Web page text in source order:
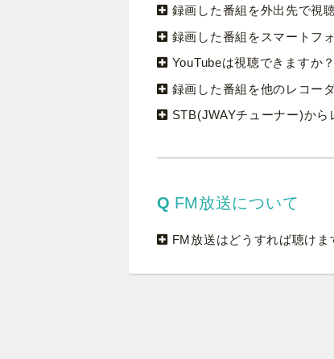
録画した番組を外出先で視
録画した番組をスマートフ
YouTubeは視聴できますか？
録画した番組を他のレコー
STB(JWAYチューナー)から
FM放送について
FM放送はどうすれば聴けま